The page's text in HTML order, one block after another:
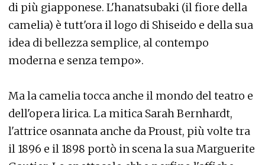
di più giapponese. L'hanatsubaki (il fiore della
camelia) è tutt'ora il logo di Shiseido e della sua
idea di bellezza semplice, al contempo
moderna e senza tempo».
Ma la camelia tocca anche il mondo del teatro e
dell'opera lirica. La mitica Sarah Bernhardt,
l'attrice osannata anche da Proust, più volte tra
il 1896 e il 1898 portò in scena la sua Marguerite